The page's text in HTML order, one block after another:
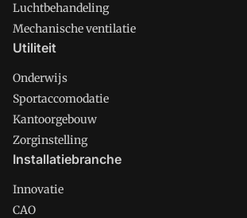
Luchtbehandeling
Mechanische ventilatie
Utiliteit
Onderwijs
Sportaccomodatie
Kantoorgebouw
Zorginstelling
Installatiebranche
Innovatie
CAO